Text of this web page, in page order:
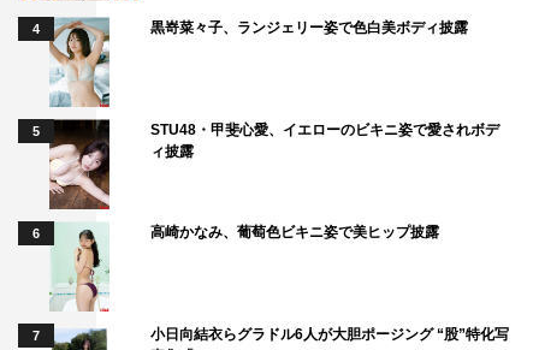
4 黒嵜菜々子、ランジェリー姿で色白美ボディ披露
5
STU48・甲斐心愛、イエローのビキニ姿で愛されボデ
ィ披露
6 高崎かなみ、葡萄色ビキニ姿で美ヒップ披露
7
小日向結衣らグラドル6人が大胆ポージング “股”特化写